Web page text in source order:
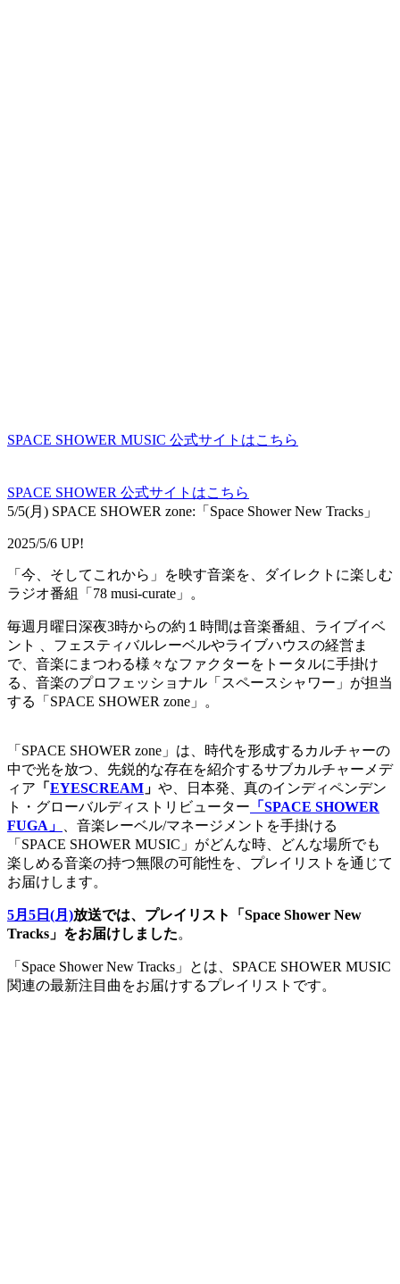
SPACE SHOWER MUSIC 公式サイトはこちら
SPACE SHOWER 公式サイトはこちら
5/5(月) SPACE SHOWER zone:「Space Shower New Tracks」
2025/5/6 UP!
「今、そしてこれから」を映す音楽を、ダイレクトに楽しむ
ラジオ番組「78 musi-curate」。
毎週月曜日深夜3時からの約１時間は音楽番組、ライブイベ
ント 、フェスティバルレーベルやライブハウスの経営ま
で、音楽にまつわる様々なファクターをトータルに手掛け
る、音楽のプロフェッショナル「スペースシャワー」が担当
する「SPACE SHOWER zone」。
「SPACE SHOWER zone」は、時代を形成するカルチャーの
中で光を放つ、先鋭的な存在を紹介するサブカルチャーメデ
ィア 「 EYESCREAM 」 や、日本発、真のインディペンデン
ト・グローバルディストリビューター 「SPACE SHOWER
FUGA」
、音楽レーベル/マネージメントを手掛ける
「SPACE SHOWER MUSIC」がどんな時、どんな場所でも
楽しめる音楽の持つ無限の可能性を、プレイリストを通じて
お届けします。
5月5日(月)放送では、プレイリスト「Space Shower New
Tracks」をお届けしました。
「Space Shower New Tracks」とは、SPACE SHOWER MUSIC
関連の最新注目曲をお届けするプレイリストです。